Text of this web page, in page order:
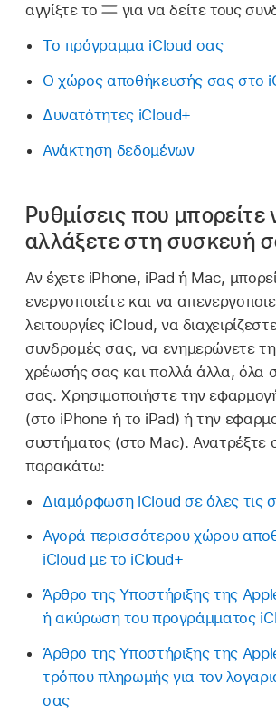
αγγίξτε το
για να δείτε τους
Το πρόγραμμα iCloud σας
Ο χώρος αποθήκευσής σας στο
Δυνατότητες iCloud+
Ανάκτηση δεδομένων
Ρυθμίσεις που μπορείτε
αλλάξετε στη συσκευή
Αν έχετε iPhone, iPad ή Mac,
ενεργοποιείτε και να
λειτουργίες iCloud, να
συνδρομές σας, να ενημερώνετε
χρέωσής σας και πολλά άλλα, όλα
σας. Χρησιμοποιήστε την
(στο iPhone ή το iPad) ή την
συστήματος (στο Mac). Ανατρέξτε
παρακάτω:
Διαμόρφωση iCloud σε όλες τις
Αγορά περισσότερου χώρου
iCloud με το iCloud+
Άρθρο της Υποστήριξης της
ή ακύρωση του προγράμματος
Άρθρο της Υποστήριξης της
τρόπου πληρωμής για τον
σας